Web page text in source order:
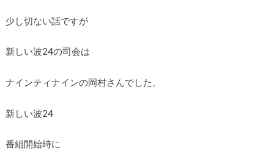
少し切ない話ですが
新しい波24の司会は
ナインティナインの岡村さんでした。
新しい波24
番組開始時に